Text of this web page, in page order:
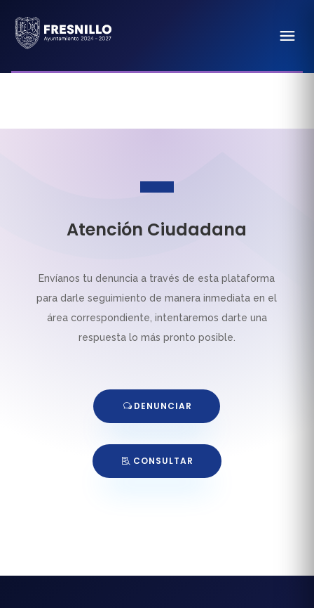
Atención Ciudadana
Envíanos tu denuncia a través de esta plataforma
para darle seguimiento de manera inmediata en el
área correspondiente, intentaremos darte una
respuesta lo más pronto posible.
DENUNCIAR
CONSULTAR